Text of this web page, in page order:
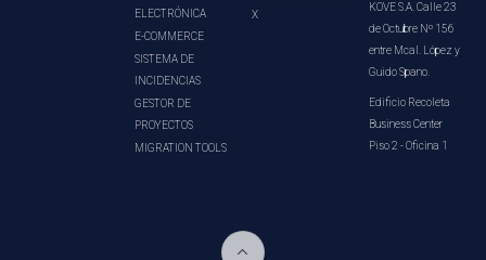
ELECTRÓNICA
E-COMMERCE
SISTEMA DE
INCIDENCIAS
GESTOR DE
PROYECTOS
MIGRATION TOOLS
X
KOVE S.A. Calle 23
de Octubre Nº 156
entre Mcal. López y
Guido Spano.
Edificio Recoleta
Business Center
Piso 2 - Oficina 1